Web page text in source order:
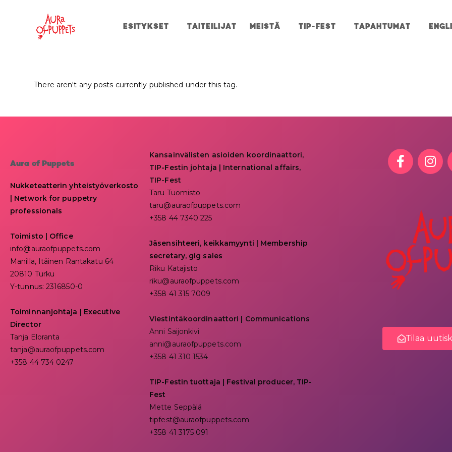
ESITYKSET TAITEILIJAT MEISTÄ TIP-FEST TAPAHTUMAT
There aren't any posts currently published under this tag.
Aura of Puppets
Nukketeatterin yhteistyöverkosto
| Network for puppetry
professionals
Toimisto | Office
info@auraofpuppets.com
Manilla, Itäinen Rantakatu 64
20810 Turku
Y-tunnus: 2316850-0
Toiminnanjohtaja | Executive
Director
Tanja Eloranta
tanja@auraofpuppets.com
+358 44 734 0247
Kansainvälisten asioiden koordinaattori,
TIP-Festin johtaja | International affairs,
TIP-Fest
Taru Tuomisto
taru@auraofpuppets.com
+358 44 7340 225
Jäsensihteeri, keikkamyynti | Membership
secretary, gig sales
Riku Katajisto
riku@auraofpuppets.com
+358 41 315 7009
Viestintäkoordinaattori | Communications
Anni Saijonkivi
anni@auraofpuppets.com
+358 41 310 1534
TIP-Festin tuottaja | Festival producer, TIP-
Fest
Mette Seppälä
tipfest@auraofpuppets.com
+358 41 3175 091
Tilaa